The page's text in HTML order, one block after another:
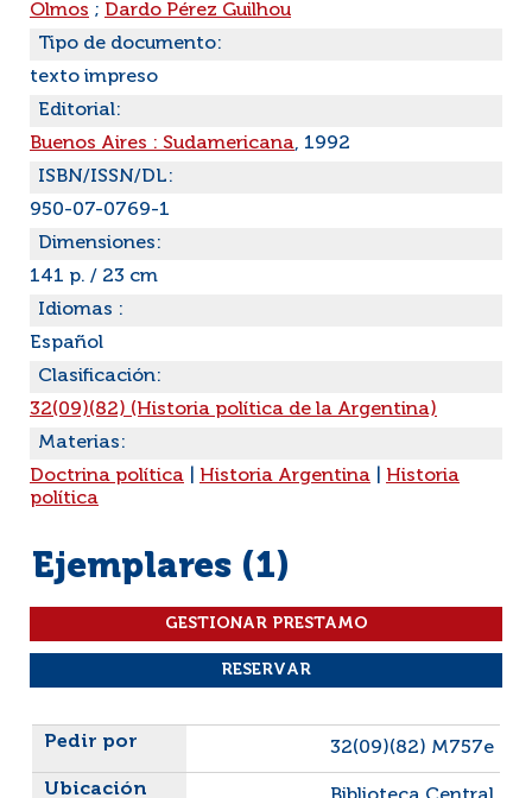
Olmos ; Dardo Pérez Guilhou
Tipo de documento:
texto impreso
Editorial:
Buenos Aires : Sudamericana, 1992
ISBN/ISSN/DL:
950-07-0769-1
Dimensiones:
141 p. / 23 cm
Idiomas :
Español
Clasificación:
32(09)(82) (Historia política de la Argentina)
Materias:
Doctrina política
Historia Argentina
Historia
política
Ejemplares (1)
Liste des exemplaires
32(09)(82) M757e